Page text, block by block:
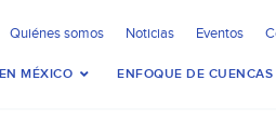
Quiénes somos Noticias Eventos
MÉXICO ENFOQUE DE CUENCAS